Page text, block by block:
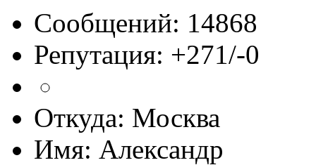
Сообщений: 14868
Репутация: +271/-0
Откуда: Москва
Имя: Александр